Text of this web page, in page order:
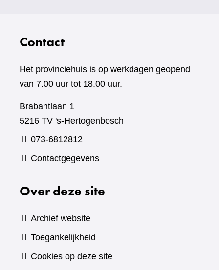
Contact
Het provinciehuis is op werkdagen geopend
van 7.00 uur tot 18.00 uur.
Brabantlaan 1
5216 TV 's-Hertogenbosch
073-6812812
Contactgegevens
Over deze site
Archief website
Toegankelijkheid
Cookies op deze site